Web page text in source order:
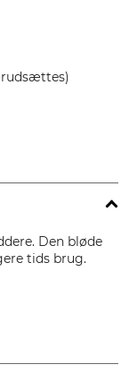
Den bløde
tids brug.